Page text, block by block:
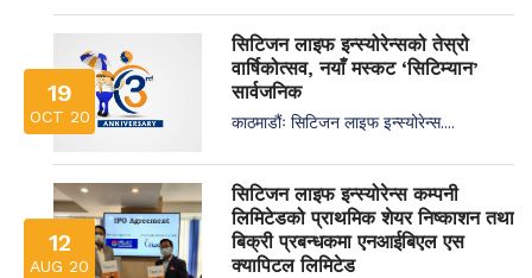
19
OCT 20
सिटिजन लाइफ इन्स्योरेन्सको तेस्रो
वार्षिकोत्सव, नयाँ मस्कट ‘सिटिम्यान’
सार्वजनिक
काठमाडौंः सिटिजन लाइफ इन्स्योरेन्स....
12
AUG 20
सिटिजन लाइफ इन्स्योरेन्स कम्पनी
लिमिटेडको प्राथमिक शेयर निष्काशन तथा
बिक्री प्रबन्धकमा एनआईबिएल एस
क्यापिटल लिमिटेड